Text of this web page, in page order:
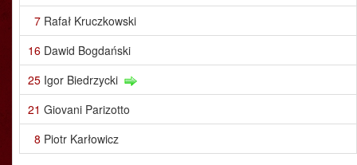
7 Rafał Kruczkowski
16 Dawid Bogdański
25 Igor Biedrzycki
21 Giovani Parizotto
8 Piotr Karłowicz